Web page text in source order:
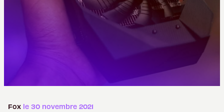
Fox le 30 novembre 2021